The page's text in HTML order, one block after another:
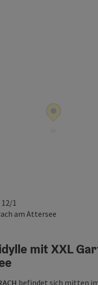
1
am Attersee
mit XXL
befindet sich mitten